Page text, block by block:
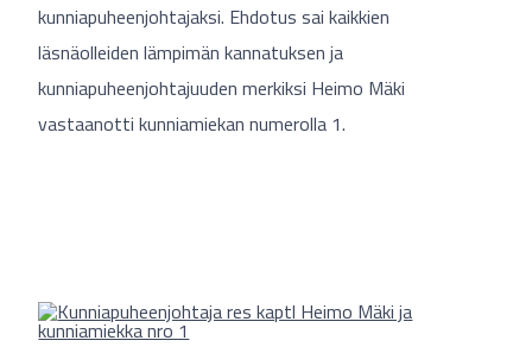
kunniapuheenjohtajaksi. Ehdotus sai kaikkien
läsnäolleiden lämpimän kannatuksen ja
kunniapuheenjohtajuuden merkiksi Heimo Mäki
vastaanotti kunniamiekan numerolla 1.